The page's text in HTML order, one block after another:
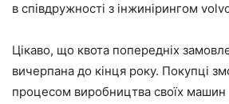
в співдружності з інжинірингом
Цікаво, що квота попередніх
вичерпана до кінця року. Покупці
процесом виробництва своїх машин